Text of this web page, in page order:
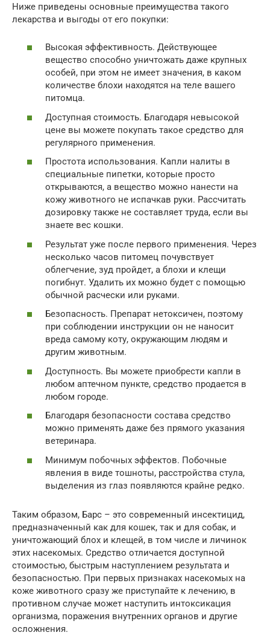
Ниже приведены основные преимущества такого
лекарства и выгоды от его покупки:
Высокая эффективность. Действующее
вещество способно уничтожать даже крупных
особей, при этом не имеет значения, в каком
количестве блохи находятся на теле вашего
питомца.
Доступная стоимость. Благодаря невысокой
цене вы можете покупать такое средство для
регулярного применения.
Простота использования. Капли налиты в
специальные пипетки, которые просто
открываются, а вещество можно нанести на
кожу животного не испачкав руки. Рассчитать
дозировку также не составляет труда, если вы
знаете вес кошки.
Результат уже после первого применения. Через
несколько часов питомец почувствует
облегчение, зуд пройдет, а блохи и клещи
погибнут. Удалить их можно будет с помощью
обычной расчески или руками.
Безопасность. Препарат нетоксичен, поэтому
при соблюдении инструкции он не наносит
вреда самому коту, окружающим людям и
другим животным.
Доступность. Вы можете приобрести капли в
любом аптечном пункте, средство продается в
любом городе.
Благодаря безопасности состава средство
можно применять даже без прямого указания
ветеринара.
Минимум побочных эффектов. Побочные
явления в виде тошноты, расстройства стула,
выделения из глаз появляются крайне редко.
Таким образом, Барс – это современный инсектицид,
предназначенный как для кошек, так и для собак, и
уничтожающий блох и клещей, в том числе и личинок
этих насекомых. Средство отличается доступной
стоимостью, быстрым наступлением результата и
безопасностью. При первых признаках насекомых на
коже животного сразу же приступайте к лечению, в
противном случае может наступить интоксикация
организма, поражения внутренних органов и другие
осложнения.